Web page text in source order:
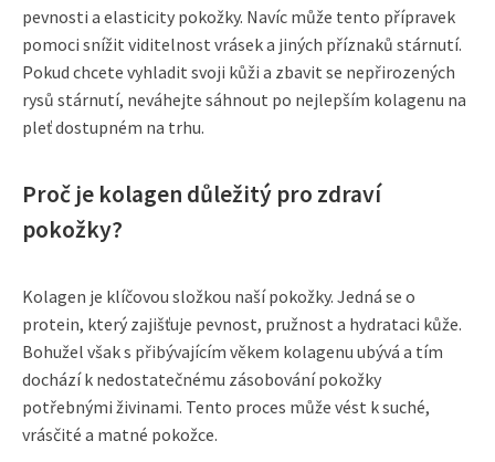
pevnosti a elasticity pokožky. Navíc může tento přípravek
pomoci snížit viditelnost vrásek a jiných příznaků stárnutí.
Pokud chcete vyhladit svoji kůži a zbavit se nepřirozených
rysů stárnutí, neváhejte sáhnout po nejlepším kolagenu na
pleť dostupném na trhu.
Proč je kolagen důležitý pro zdraví
pokožky?
Kolagen je klíčovou složkou naší pokožky. Jedná se o
protein, který zajišťuje pevnost, pružnost a hydrataci kůže.
Bohužel však s přibývajícím věkem kolagenu ubývá a tím
dochází k nedostatečnému zásobování pokožky
potřebnými živinami. Tento proces může vést k suché,
vrásčité a matné pokožce.